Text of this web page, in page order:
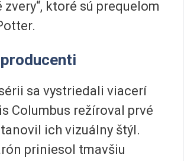
zvery“, ktoré sú prequelom
sa vystriedali viacerí
Columbus režíroval prvé
ich vizuálny štýl.
priniesol tmavšiu